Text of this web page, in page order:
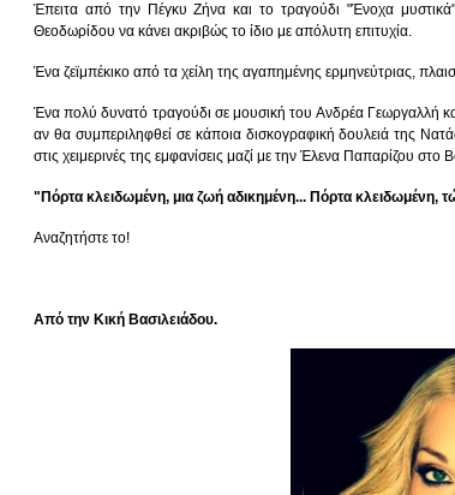
Έπειτα από την Πέγκυ Ζήνα και το τραγούδι "Ένοχα
Θεοδωρίδου να κάνει ακριβώς το ίδιο με απόλυτη επιτυχία.
Ένα ζεϊμπέκικο από τα χείλη της αγαπημένης ερμηνεύτριας,
Ένα πολύ δυνατό τραγούδι σε μουσική του Ανδρέα Γεωργαλλή
αν θα συμπεριληφθεί σε κάποια δισκογραφική δουλειά της
στις χειμερινές της εμφανίσεις μαζί με την Έλενα Παπαρίζου στο
"Πόρτα κλειδωμένη, μια ζωή αδικημένη... Πόρτα κλειδωμένη,
Αναζητήστε το!
Από την Κική Βασιλειάδου.